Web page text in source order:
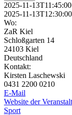
2025-11-
2025-11-
Wo:
ZaR Kiel
Schloßgarten 14
24103 Kiel
Deutschland
Kontakt:
Kirsten Laschewski
0431 2200 0210
E-Mail
Website der
Sport